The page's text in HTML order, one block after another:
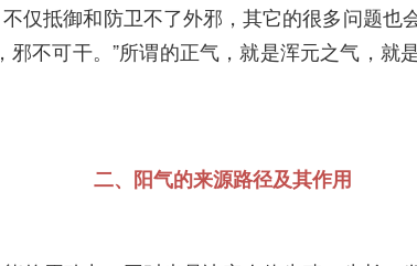
抵御和防卫不了外邪，其它的很多问题也
邪不可干。”所谓的正气，就是浑元之气，就
二、阳气的来源路径及其作用